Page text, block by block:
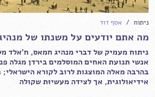
ניתוח / אסף דוד
מה אתם יודעים על משנתו של
ניתוח מעמיק של דברי מנהיג חמאס, ח'אלד
אנשי תנועת האחים המוסלמים בירדן מגלה
בהרבה מאלה המוצגות לרוב לקורא הישראלי;
אידיאולוגית, אך לצידה מעשיוּת שקולה